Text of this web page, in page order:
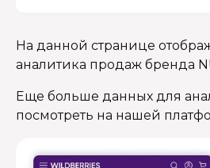
На данной странице
аналитика продаж бренда
Еще больше данных для
посмотреть на нашей